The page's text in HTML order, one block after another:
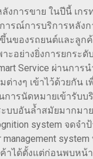
งการขาย ในปีนี้ เกร
ารณ์การบริการหลัง
ขึ้นของรถยนต์และลูก
าะอย่างยิ่งการยกระ
Service ผ่านการ
างๆ เข้าไว้ด้วยกัน
ารนัดหมายเข้ารับบ
บบอันล้ำสมัยมากมา
system จดจำ
management
าได้ตั้งแต่ก่อนพบหน้